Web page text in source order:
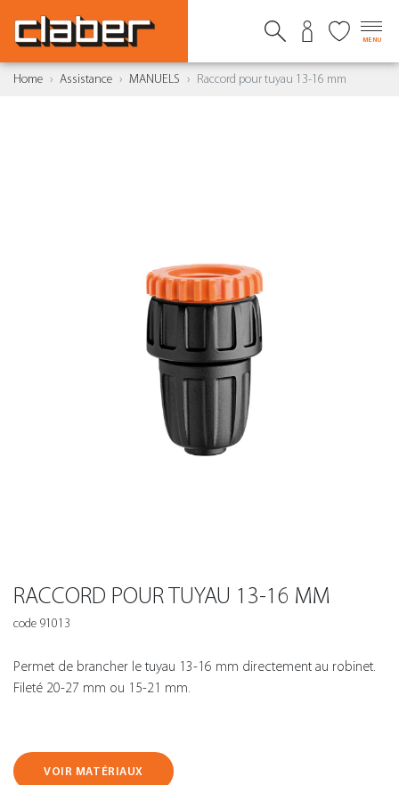
MENU
Home Assistance MANUELS Raccord pour tuyau 13-16 mm
RACCORD POUR TUYAU 13-16 MM
code 91013
Permet de brancher le tuyau 13-16 mm directement au robinet.
Fileté 20-27 mm ou 15-21 mm.
VOIR MATÉRIAUX